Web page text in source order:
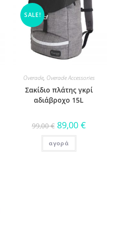
SALE!
Overade, Overade Accessories
Σακίδιο πλάτης γκρί
αδιάβροχο 15L
99,00€ 89,00 €
αγορά